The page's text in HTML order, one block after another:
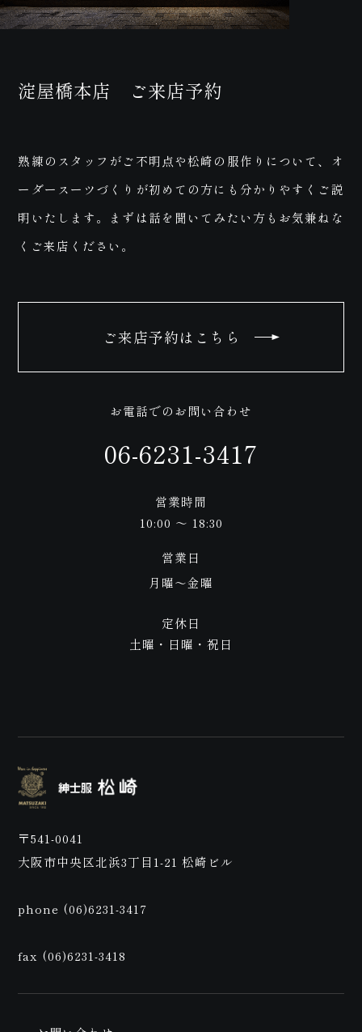
お問
い合
わせ
ご来
店予
淀屋橋本店 ご来店予約
熟練のスタッフがご不明点や松崎の服作りについて、オ
ーダースーツづくりが初めての方にも分かりやすくご説
明いたします。まずは話を聞いてみたい方もお気兼ねな
くご来店ください。
ご来店予約はこちら
お電話でのお問い合わせ
06-6231-3417
営業時間
10:00 ～ 18:30
営業日
月曜〜金曜
定休日
土曜・日曜・祝日
〒541-0041
大阪市中央区北浜3丁目1-21 松崎ビル
phone (06)6231-3417
fax (06)6231-3418